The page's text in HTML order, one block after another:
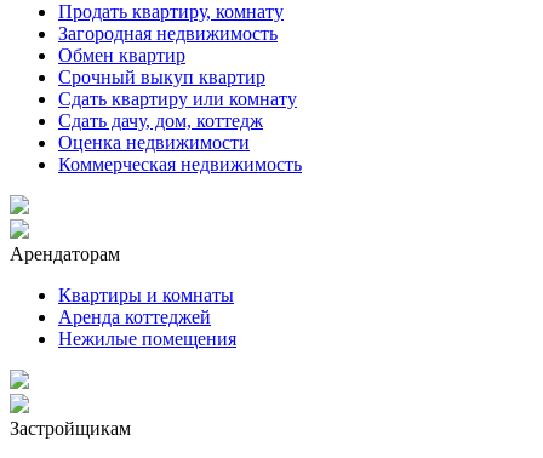
Продать квартиру, комнату
Загородная недвижимость
Обмен квартир
Срочный выкуп квартир
Сдать квартиру или комнату
Сдать дачу, дом, коттедж
Оценка недвижимости
Коммерческая недвижимость
Арендаторам
Квартиры и комнаты
Аренда коттеджей
Нежилые помещения
Застройщикам